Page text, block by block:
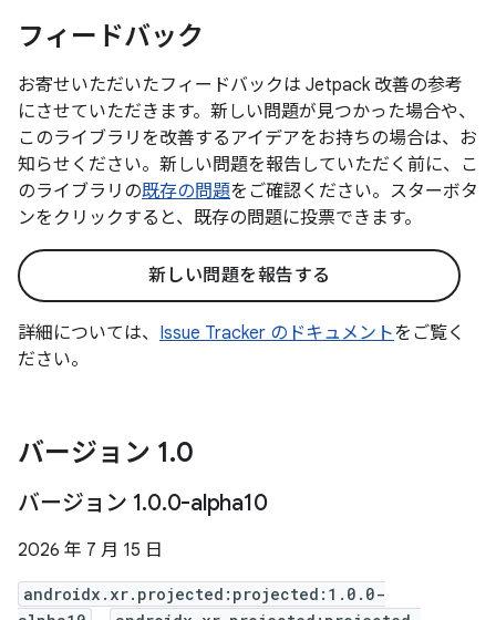
フィードバック
お寄せいただいたフィードバックは Jetpack 改善の参考
にさせていただきます。新しい問題が見つかった場合や、
このライブラリを改善するアイデアをお持ちの場合は、お
知らせください。新しい問題を報告していただく前に、こ
のライブラリの既存の問題をご確認ください。スターボタ
ンをクリックすると、既存の問題に投票できます。
新しい問題を報告する
詳細については、 Issue Tracker のドキュメントをご覧く
ださい。
バージョン 1.0
バージョン 1.0.0-alpha10
2026 年 7 月 15 日
androidx.xr.projected:projected:1.0.0-